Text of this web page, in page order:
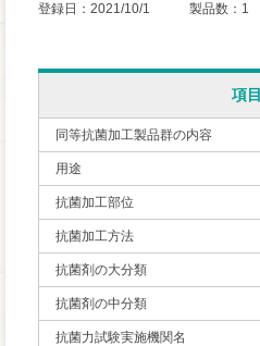
登録日：2021/10/1 製品数：1
項目
同等抗菌加工製品群の内容
用途
抗菌加工部位
抗菌加工方法
抗菌剤の大分類
抗菌剤の中分類
抗菌力試験実施機関名